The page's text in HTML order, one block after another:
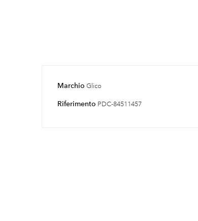
Marchio Glico
Riferimento PDC-84511457